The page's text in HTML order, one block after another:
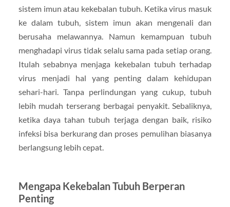
sistem imun atau kekebalan tubuh. Ketika virus masuk
ke dalam tubuh, sistem imun akan mengenali dan
berusaha melawannya. Namun kemampuan tubuh
menghadapi virus tidak selalu sama pada setiap orang.
Itulah sebabnya menjaga kekebalan tubuh terhadap
virus menjadi hal yang penting dalam kehidupan
sehari-hari. Tanpa perlindungan yang cukup, tubuh
lebih mudah terserang berbagai penyakit. Sebaliknya,
ketika daya tahan tubuh terjaga dengan baik, risiko
infeksi bisa berkurang dan proses pemulihan biasanya
berlangsung lebih cepat.
Mengapa Kekebalan Tubuh Berperan
Penting